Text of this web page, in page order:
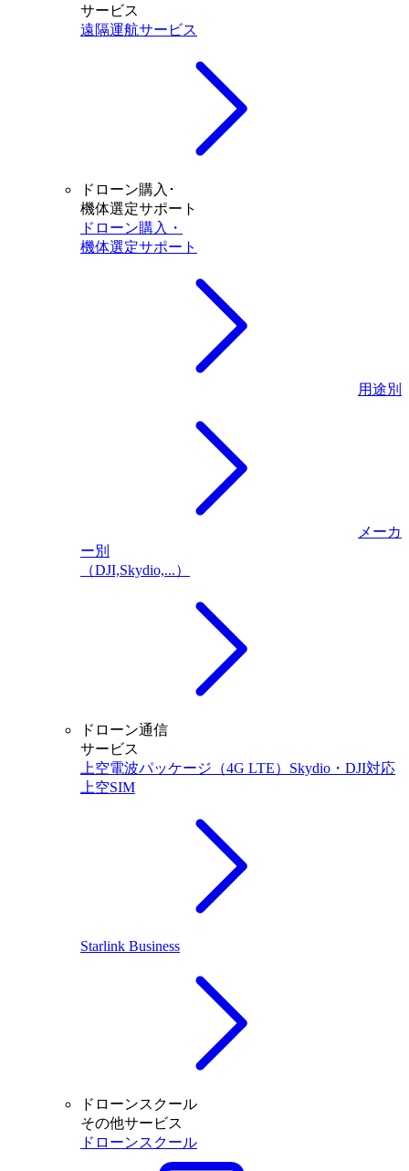
サービス
遠隔運航サービス
ドローン購入･
機体選定サポート
ドローン購入・
機体選定サポート
用途別
メーカ
ー別
（DJI,Skydio,...）
ドローン通信
サービス
上空電波パッケージ（4G LTE）Skydio・DJI対応
上空SIM
Starlink Business
ドローンスクール
その他サービス
ドローンスクール